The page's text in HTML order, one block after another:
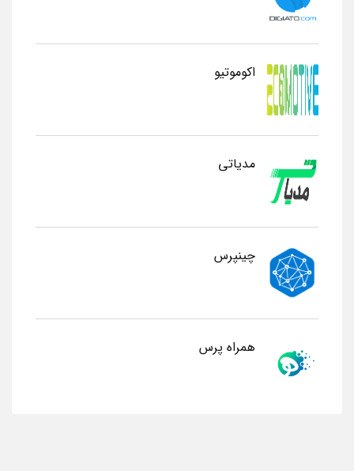
اکوموتیو
مدیاتی
چینپرس
همراه پرس